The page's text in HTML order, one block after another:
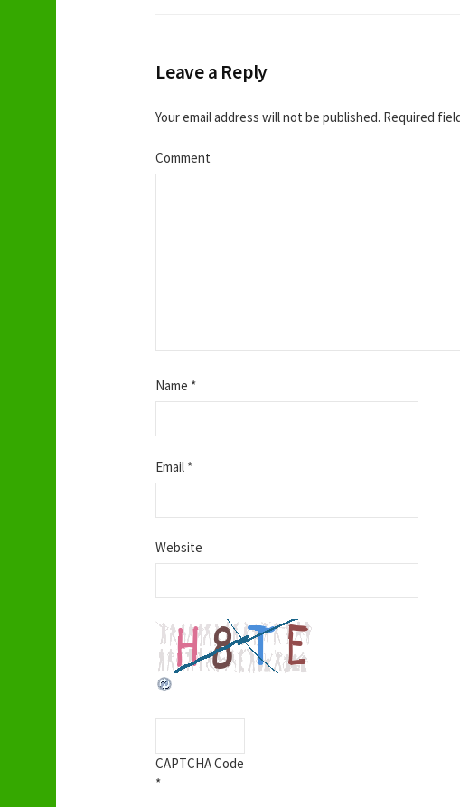
Leave a Reply
Your email address will not be published. Required
Comment
Name *
Email *
Website
CAPTCHA Code
*